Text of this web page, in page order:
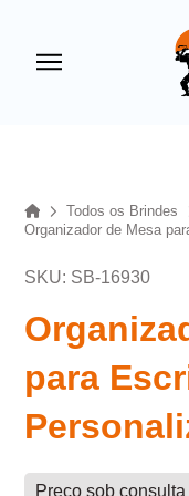
HomeTodos os Brindes
Organizador de Mesa
SKU: SB-16930
para
Preço sob consulta